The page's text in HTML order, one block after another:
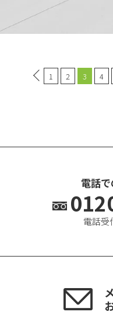
1 2 3 4
電話
電話受